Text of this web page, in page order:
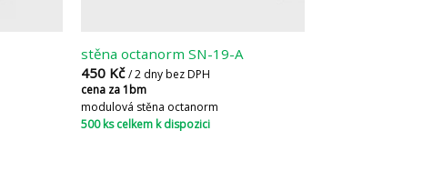
stěna octanorm SN-19-A
450 Kč / 2 dny bez DPH
cena za 1bm
modulová stěna octanorm
500 ks celkem k dispozici